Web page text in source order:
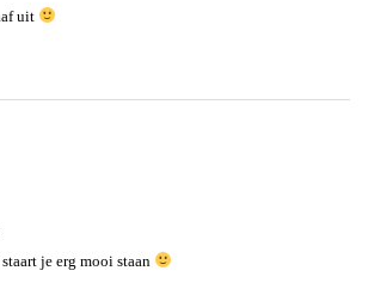
uit
je erg mooi staan